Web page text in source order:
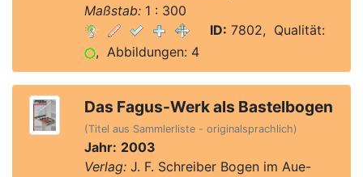
Maßstab:1 : 300
ID: 7802, Qualität:
, Abbildungen: 4
Das Fagus-Werk als Bastelbogen
(Titel aus Sammlerliste - originalsprachlich)
Jahr: 2003
Verlag:J. F. Schreiber Bogen im Aue-